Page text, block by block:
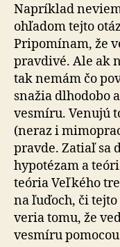
Napríklad
ohľadom tejto
Pripomínam, že
pravdivé. Ale ak
tak nemám čo
snažia dlhodobo
vesmíru. Venujú
(neraz i
pravde. Zatiaľ sa
hypotézam a
teória Veľkého
na ľuďoch, či
veria tomu, že
vesmíru